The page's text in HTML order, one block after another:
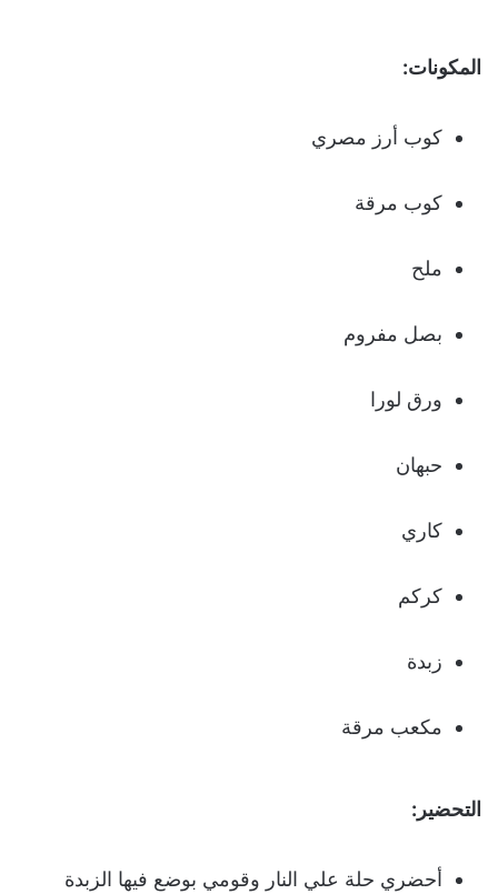
المكونات:
كوب أرز مصري
كوب مرقة
ملح
بصل مفروم
ورق لورا
حبهان
كاري
كركم
زبدة
مكعب مرقة
التحضير:
أحضري حلة علي النار وقومي بوضع فيها الزبدة